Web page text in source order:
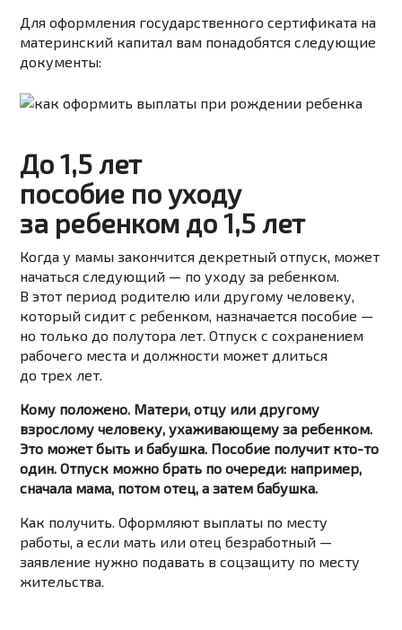
Дляоформления государственногосертификата на
материнский капитал вам понадобятсяследующие
документы:
До 1,5 лет
пособие по уходу
за ребенком до 1,5 лет
Когда у мамы закончится декретный отпуск, может
начаться следующий — по уходу за ребенком.
В этот период родителю или другому человеку,
который сидит с ребенком, назначается пособие —
но только до полутора лет. Отпуск с сохранением
рабочего места и должности может длиться
до трех лет.
Кому положено. Матери, отцу или другому
взрослому человеку, ухаживающему за ребенком.
Это может быть и бабушка. Пособие получит кто-то
один. Отпуск можно брать по очереди: например,
сначала мама, потом отец, а затем бабушка.
Как получить. Оформляют выплаты по месту
работы, а если мать или отец безработный —
заявление нужно подавать в соцзащиту по месту
жительства.